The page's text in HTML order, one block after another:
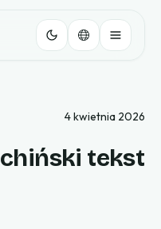
4 kwietnia 2026
tekst